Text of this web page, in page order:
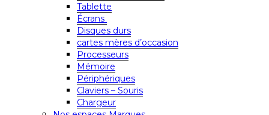
Tablette
Écrans
Disques durs
cartes mères d’occasion
Processeurs
Mémoire
Périphériques
Claviers – Souris
Chargeur